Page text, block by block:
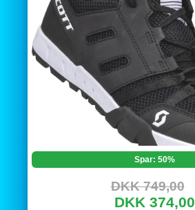
Spar: 50%
DKK 749,00
DKK 374,00